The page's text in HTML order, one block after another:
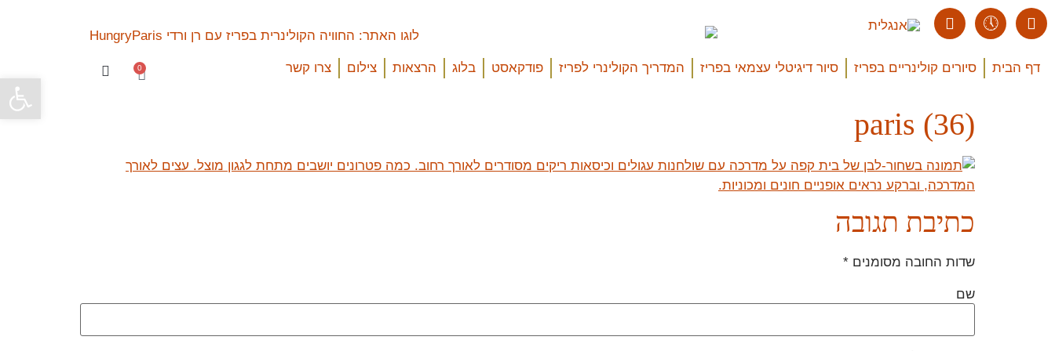
דף הבית סיורים קולינריים בפריז סיור דיגיטלי עצמאי בפריז המדריך הקולינרי לפריז פודקאסט בלוג הרצאות צילום צרו קשר 0
paris (36)
כתיבת תגובה
שדות החובה מסומנים *
שם
פתח